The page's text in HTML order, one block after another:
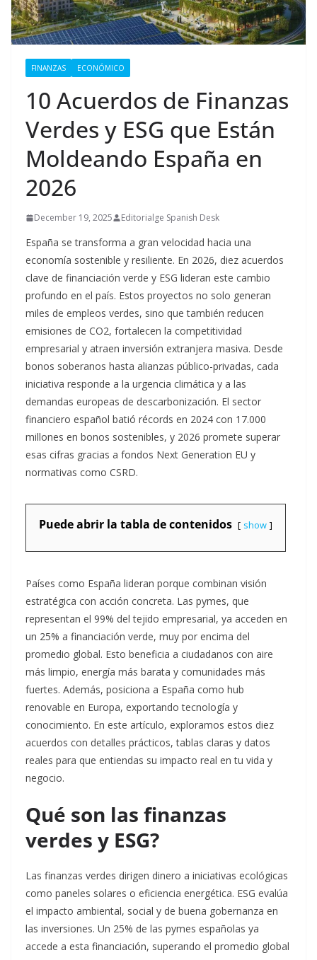
FINANZAS ECONÓMICO
10 Acuerdos de Finanzas
Verdes y ESG que Están
Moldeando España en
2026
December 19, 2025 Editorialge Spanish Desk
España se transforma a gran velocidad hacia una
economía sostenible y resiliente. En 2026, diez acuerdos
clave de financiación verde y ESG lideran este cambio
profundo en el país. Estos proyectos no solo generan
miles de empleos verdes, sino que también reducen
emisiones de CO2, fortalecen la competitividad
empresarial y atraen inversión extranjera masiva. Desde
bonos soberanos hasta alianzas público-privadas, cada
iniciativa responde a la urgencia climática y a las
demandas europeas de descarbonización. El sector
financiero español batió récords en 2024 con 17.000
millones en bonos sostenibles, y 2026 promete superar
esas cifras gracias a fondos Next Generation EU y
normativas como CSRD.​
Puede abrir la tabla de contenidos show
Países como España lideran porque combinan visión
estratégica con acción concreta. Las pymes, que
representan el 99% del tejido empresarial, ya acceden en
un 25% a financiación verde, muy por encima del
promedio global. Esto beneficia a ciudadanos con aire
más limpio, energía más barata y comunidades más
fuertes. Además, posiciona a España como hub
renovable en Europa, exportando tecnología y
conocimiento. En este artículo, exploramos estos diez
acuerdos con detalles prácticos, tablas claras y datos
reales para que entiendas su impacto real en tu vida y
negocio.​
Qué son las finanzas
verdes y ESG?
Las finanzas verdes dirigen dinero a iniciativas ecológicas
como paneles solares o eficiencia energética. ESG evalúa
el impacto ambiental, social y de buena gobernanza en
las inversiones. Un 25% de las pymes españolas ya
accede a esta financiación, superando el promedio global